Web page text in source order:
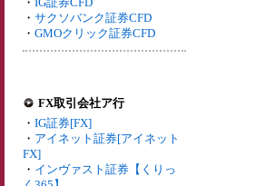
・ サクソバンク証券CFD
・ GMOクリック証券CFD
FX取引会社ア行
・ IG証券[FX]
・ アイネット証券[アイネット
FX]
・ インヴァスト証券【くりっ